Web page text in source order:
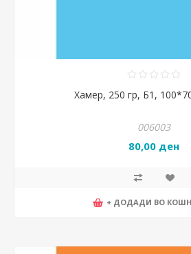
Хамер, 250 гр, Б1,
006003
80,00 ден
+ ДОДАДИ ВО